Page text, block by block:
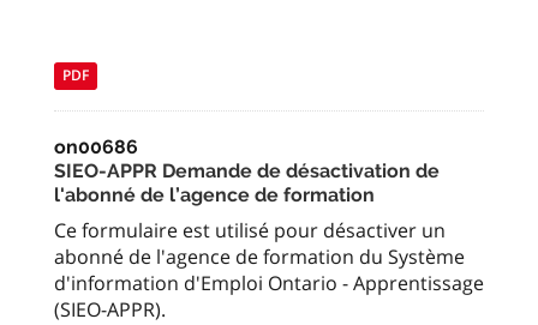
PDF
on00686
SIEO-APPR Demande de désactivation de
l'abonné de l’agence de formation
Ce formulaire est utilisé pour désactiver un
abonné de l'agence de formation du Système
d'information d'Emploi Ontario - Apprentissage
(SIEO-APPR).